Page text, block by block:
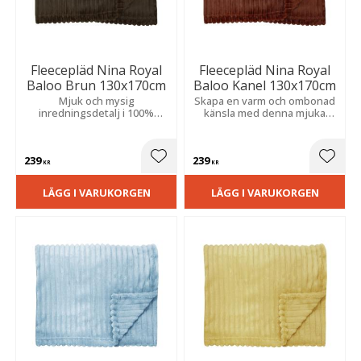
Fleecepläd Nina Royal
Baloo Brun 130x170cm
Mjuk och mysig
inredningsdetalj i 100%
soffan eller sängen och ger
239KR Lägg till i favoriter
LÄGG I VARUKORGEN
Fleecepläd Nina Royal
Baloo Kanel 130x170cm
Skapa en varm och ombonad
känsla med denna mjuka
239KR
LÄGG I VARUKORGEN